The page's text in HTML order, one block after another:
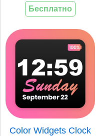
Бесплатно
Color Widgets Clock